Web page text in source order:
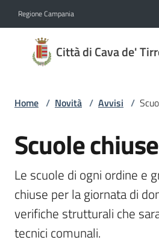
Regione Campania
Città di Cava de'
Città
di
de'
Tirreni
Amministrazione
Novità
Menu selezionato
Servizi
Home / Novità / Avvisi /
Salta al contenuto
Scuole chiuse
Le scuole di ogni ordine e
chiuse per la giornata di
verifiche strutturali che
tecnici comunali.